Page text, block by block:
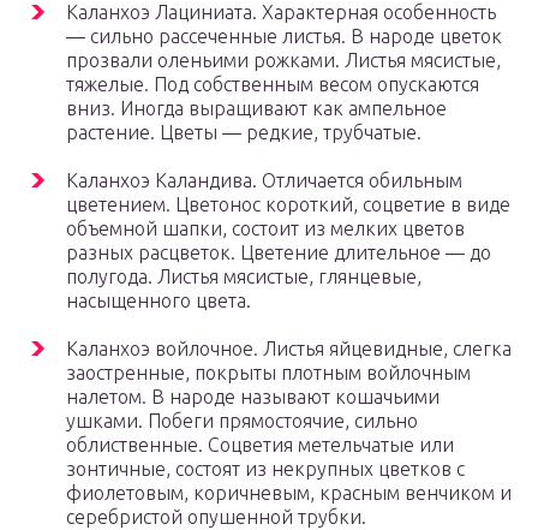
Каланхоэ Лациниата. Характерная особенность
— сильно рассеченные листья. В народе цветок
прозвали оленьими рожками. Листья мясистые,
тяжелые. Под собственным весом опускаются
вниз. Иногда выращивают как ампельное
растение. Цветы — редкие, трубчатые.
Каланхоэ Каландива. Отличается обильным
цветением. Цветонос короткий, соцветие в виде
объемной шапки, состоит из мелких цветов
разных расцветок. Цветение длительное — до
полугода. Листья мясистые, глянцевые,
насыщенного цвета.
Каланхоэ войлочное. Листья яйцевидные, слегка
заостренные, покрыты плотным войлочным
налетом. В народе называют кошачьими
ушками. Побеги прямостоячие, сильно
облиственные. Соцветия метельчатые или
зонтичные, состоят из некрупных цветков с
фиолетовым, коричневым, красным венчиком и
серебристой опушенной трубки.